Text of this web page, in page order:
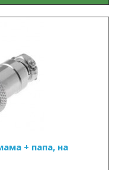
+ папа, на